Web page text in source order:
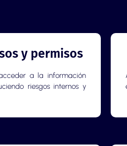
y permisos
a la información
riesgos internos y